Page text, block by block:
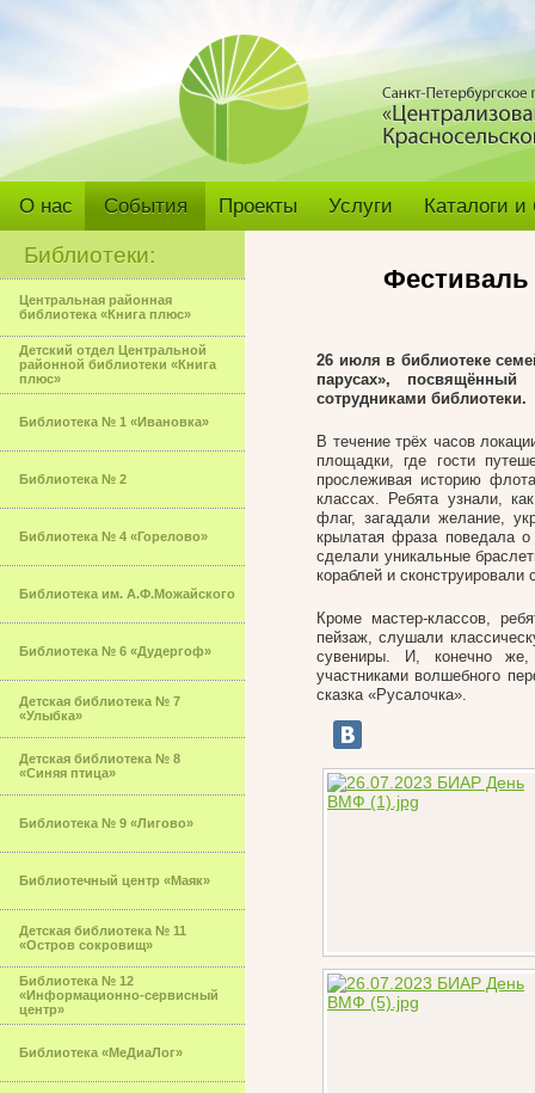
О нас События Проекты Услуги Каталоги
Библиотеки:
Центральная районная
библиотека «Книга плюс»
Детский отдел Центральной
районной библиотеки «Книга
плюс»
Библиотека № 1 «Ивановка»
Библиотека № 2
Библиотека № 4 «Горелово»
Библиотека им. А.Ф.Можайского
Библиотека № 6 «Дудергоф»
Детская библиотека № 7
«Улыбка»
Детская библиотека № 8
«Синяя птица»
Библиотека № 9 «Лигово»
Библиотечный центр «Маяк»
Детская библиотека № 11
«Остров сокровищ»
Библиотека № 12
«Информационно-сервисный
центр»
Библиотека «МеДиаЛог»
26 июля в библиотеке
парусах»,
сотрудниками библиотеки.
В течение трёх часов
площадки, где гости
прослеживая историю
классах. Ребята узнали,
флаг, загадали желание,
крылатая фраза поведала
сделали уникальные
кораблей и сконструировали
Кроме мастер-классов,
пейзаж, слушали
сувениры. И, конечно же,
участниками волшебного
сказка «Русалочка».